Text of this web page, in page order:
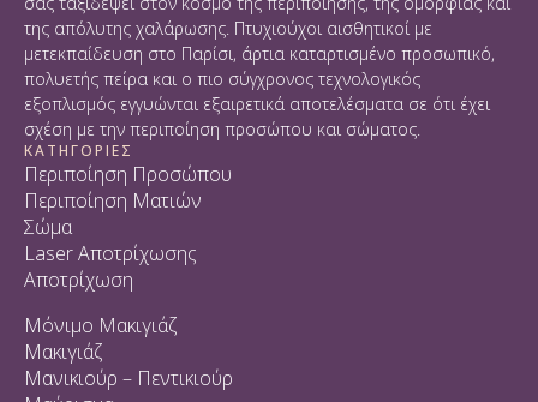
της απόλυτης χαλάρωσης. Πτυχιούχοι αισθητικοί με
μετεκπαίδευση στο Παρίσι, άρτια καταρτισμένο προσωπικό,
πολυετής πείρα και ο πιο σύγχρονος τεχνολογικός
εξοπλισμός εγγυώνται εξαιρετικά αποτελέσματα σε ότι έχει
σχέση με την περιποίηση προσώπου και σώματος.
ΚΑΤΗΓΟΡΙΕΣ
Περιποίηση Προσώπου
Περιποίηση Ματιών
Σώμα
Laser Αποτρίχωσης
Αποτρίχωση
Μόνιμο Μακιγιάζ
Μακιγιάζ
Μανικιούρ – Πεντικιούρ